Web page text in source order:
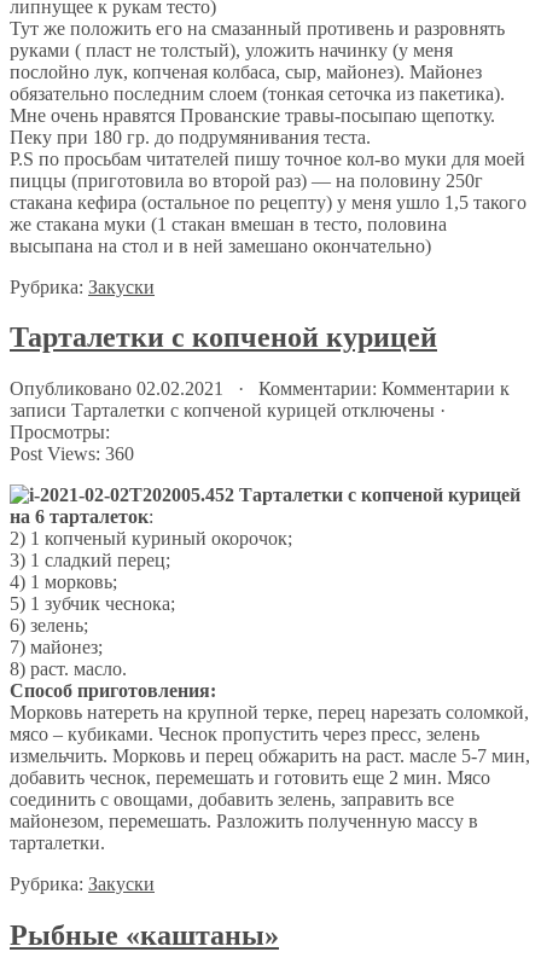
липнущее к рукам тесто)
Тут же положить его на смазанный противень и разровнять
руками ( пласт не толстый), уложить начинку (у меня
послойно лук, копченая колбаса, сыр, майонез). Майонез
обязательно последним слоем (тонкая сеточка из пакетика).
Мне очень нравятся Прованские травы-посыпаю щепотку.
Пеку при 180 гр. до подрумянивания теста.
P.S по просьбам читателей пишу точное кол-во муки для моей
пиццы (приготовила во второй раз) — на половину 250г
стакана кефира (остальное по рецепту) у меня ушло 1,5 такого
же стакана муки (1 стакан вмешан в тесто, половина
высыпана на стол и в ней замешано окончательно)
Рубрика: Закуски
Тарталетки с копченой курицей
Опубликовано 02.02.2021 · Комментарии: Комментарии к
записи Тарталетки с копченой курицей отключены ·
Просмотры:
Post Views: 360
на 6 тарталеток:
2) 1 копченый куриный окорочок;
3) 1 сладкий перец;
4) 1 морковь;
5) 1 зубчик чеснока;
6) зелень;
7) майонез;
8) раст. масло.
Способ приготовления:
Морковь натереть на крупной терке, перец нарезать соломкой,
мясо – кубиками. Чеснок пропустить через пресс, зелень
измельчить. Морковь и перец обжарить на раст. масле 5-7 мин,
добавить чеснок, перемешать и готовить еще 2 мин. Мясо
соединить с овощами, добавить зелень, заправить все
майонезом, перемешать. Разложить полученную массу в
тарталетки.
Рубрика: Закуски
Рыбные «каштаны»